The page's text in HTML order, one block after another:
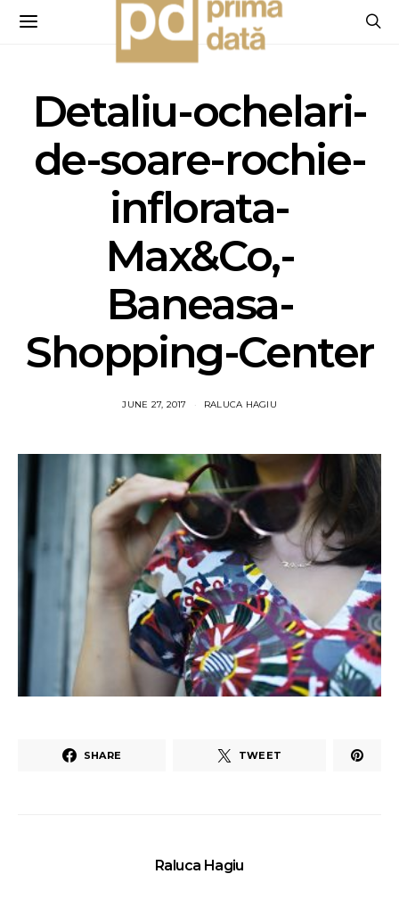
Detaliu-ochelari-
de-soare-rochie-
inflorata-
Max&Co,-
Baneasa-
Shopping-Center
JUNE 27, 2017 RALUCA HAGIU
SHARE TWEET
Raluca Hagiu